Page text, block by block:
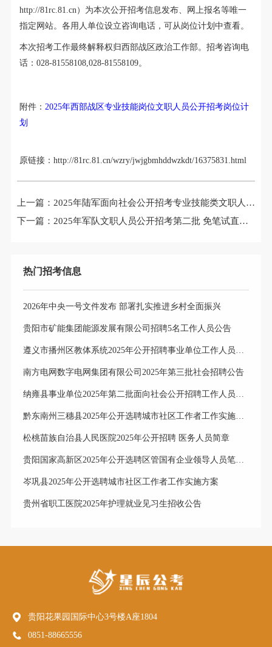
http://81rc.81.cn）为本次公开招考信息发布、网上报名等唯一
指定网站。各用人单位设立咨询电话，可从岗位计划中查看。
本次招考工作最终解释权归西部战区政治工作部。招考咨询电
话：028-81558108,028-81558109。
附件： 2025年西部战区专业技能岗位文职人员公开招考岗位计
划
原链接：http://81rc.81.cn/wzry/jwjgbmhddwzkdt/16375831.html
上一篇： 2025年陆军面向社会公开招考专业技能类文职人员公告
下一篇： 2025年军队文职人员公开招考第二批 免笔试直接面试岗位招考工作全面展开
热门招考信息
2026年中央一号文件发布 部署扎实推进乡村全面振兴
贵阳市矿能集团能源发展有限公司招聘5名工作人员公告
南方电网数字电网集团有限公司2025年第三批社会招聘公告
黔东南州三穗县2025年公开选聘城市社区工作者工作实施方案
松桃苗族自治县人民医院2025年公开招聘 医务人员简章
贵阳国家高新区2025年公开选聘区管国有企业领导人员笔试成绩排名、笔试合格分数线及资格复审公告
岑巩县2025年公开选聘城市社区工作者工作实施方案
贵州省职工医院2025年护理就业见习生招收公告
贵阳花果园国际中心3号楼A座1804
0851-88665556